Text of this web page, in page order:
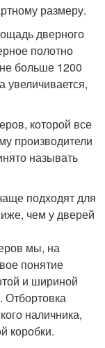
размеру.
дверного
полотно
больше 1200
которой все
производители
называть
подходят для
чем у дверей
мы, на
понятие
и шириной
Отбортовка
наличника,
коробки.